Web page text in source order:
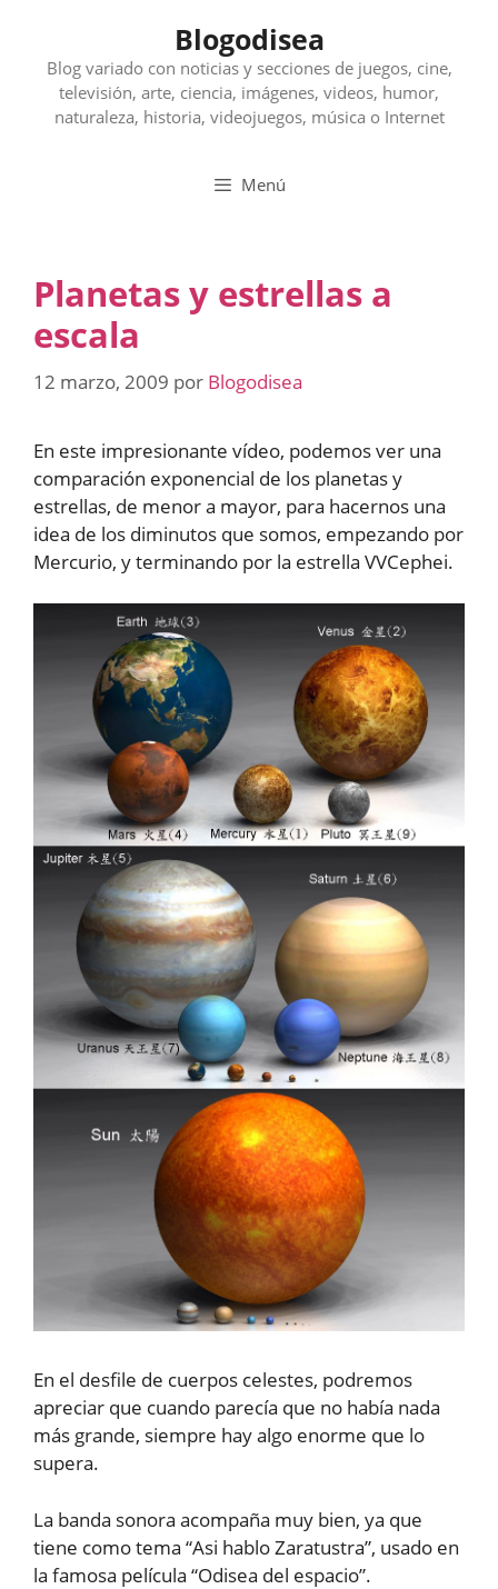
contenido
Blogodisea
Blog variado con noticias y secciones de juegos, cine,
televisión, arte, ciencia, imágenes, videos, humor,
naturaleza, historia, videojuegos, música o Internet
Menú
Planetas y estrellas a
escala
12 marzo, 2009 por Blogodisea
En este impresionante vídeo, podemos ver una
comparación exponencial de los planetas y
estrellas, de menor a mayor, para hacernos una
idea de los diminutos que somos, empezando por
Mercurio, y terminando por la estrella VVCephei.
En el desfile de cuerpos celestes, podremos
apreciar que cuando parecía que no había nada
más grande, siempre hay algo enorme que lo
supera.
La banda sonora acompaña muy bien, ya que
tiene como tema “Asi hablo Zaratustra”, usado en
la famosa película “Odisea del espacio”.